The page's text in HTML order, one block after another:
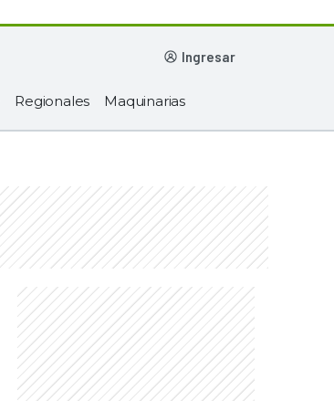
ingresar
Regionales Maquinarias